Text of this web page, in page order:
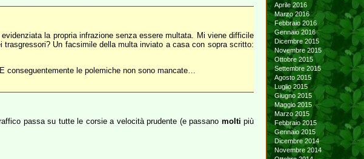
la propria infrazione senza essere multata. Mi viene difficile
Un facsimile della multa inviato a casa con sopra scritto:
conseguentemente le polemiche non sono mancate…
passa su tutte le corsie a velocità prudente (e passano molti più
Aprile 2016
Marzo 2016
Febbraio 2016
Gennaio 2016
Dicembre 2015
Novembre 2015
Ottobre 2015
Settembre 2015
Agosto 2015
Luglio 2015
Giugno 2015
Maggio 2015
Marzo 2015
Febbraio 2015
Gennaio 2015
Dicembre 2014
Novembre 2014